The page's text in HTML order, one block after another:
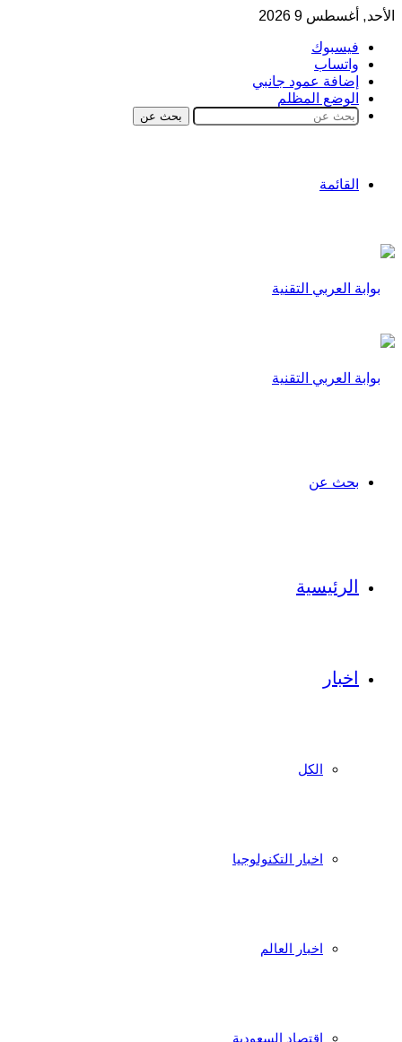
الأحد, أغسطس 9 2026
فيسبوك
واتساب
إضافة عمود جانبي
الوضع المظلم
بحث عن
القائمة
بحث عن
الرئيسية
اخبار
الكل
اخبار التكنولوجيا
اخبار العالم
اقتصاد السعودية